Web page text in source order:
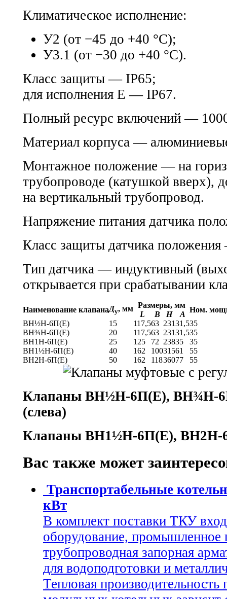
Климатическое исполнение:
У2 (от −45 до +40 °С);
У3.1 (от −30 до +40 °С).
Класс защиты — IP65;
для исполнения Е — IP67.
Полный ресурс включений —
Материал корпуса —
Монтажное положение — на
трубопроводе (катушкой вверх),
на вертикальный трубопровод.
Напряжение питания датчика
Класс защиты датчика
Тип датчика — индуктивный
открывается при срабатывании
Наименование клапанаДу, мм Размеры, мм
Ном.
L В Н
А
ВН½Н-6П(Е)
15 117,563 23131,535
ВН¾Н-6П(Е)
20 117,563 23131,535
ВН1Н-6П(Е)
25 125 72 23835
35
ВН1½Н-6П(Е)
40 162 10031561
55
ВН2Н-6П(Е)
50 162 11836077 55
Клапаны ВН½Н-6П(Е), ВН¾Н-
(слева)
Клапаны ВН1½Н-6П(Е), ВН2Н-
Вас также может
Транспортабельные
кВт
В комплект поставки ТКУ
оборудование, промышленное
трубопроводная запорная
для водоподготовки и
Тепловая производительность